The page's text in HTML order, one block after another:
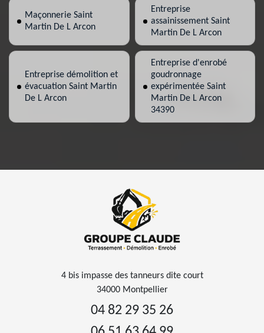
Maçonnerie Saint
Martin De L Arcon
Entreprise
assainissement Saint
Martin De L Arcon
Entreprise démolition et
évacuation Saint Martin
De L Arcon
Entreprise d'enrobé
goudronnage
expérimentée Saint
Martin De L Arcon
34390
4 bis impasse des tanneurs dite court
34000 Montpellier
04 82 29 35 26